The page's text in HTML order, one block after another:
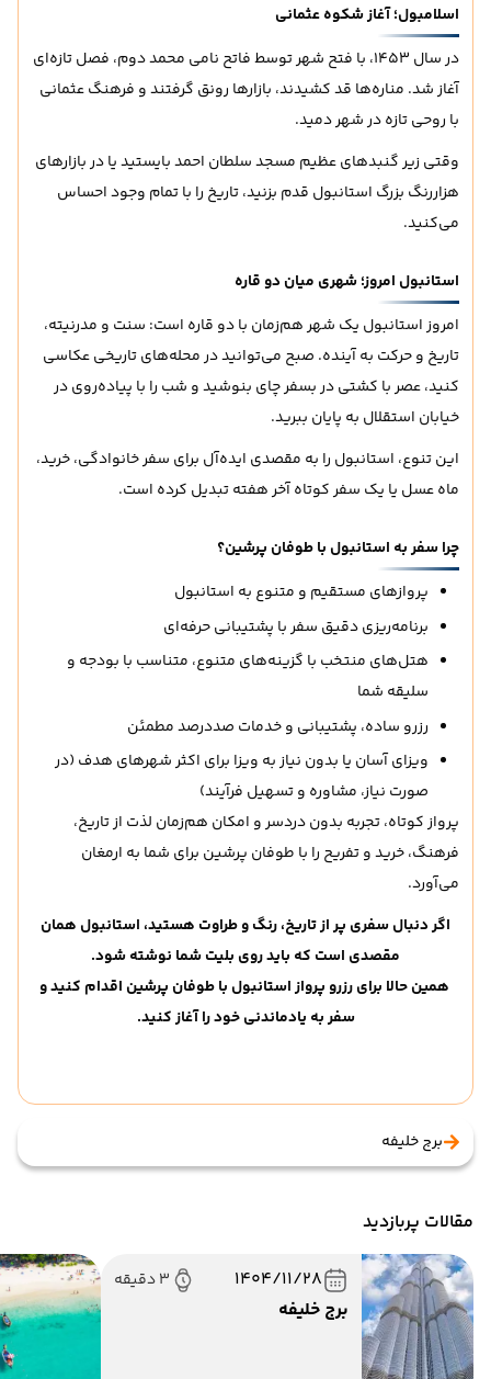
اسلامبول؛ آغاز شکوه عثمانی
در سال 1453، با فتح شهر توسط فاتح نامی محمد دوم، فصل تازه‌ای
آغاز شد. مناره‌ها قد کشیدند، بازارها رونق گرفتند و فرهنگ عثمانی
با روحی تازه در شهر دمید.
وقتی زیر گنبدهای عظیم مسجد سلطان احمد بایستید یا در بازارهای
هزاررنگ بزرگ استانبول قدم بزنید، تاریخ را با تمام وجود احساس
می‌کنید.
استانبول امروز؛ شهری میان دو قاره
امروز استانبول یک شهر هم‌زمان با دو قاره است: سنت و مدرنیته،
تاریخ و حرکت به آینده. صبح می‌توانید در محله‌های تاریخی عکاسی
کنید، عصر با کشتی در بسفر چای بنوشید و شب را با پیاده‌روی در
خیابان استقلال به پایان ببرید.
این تنوع، استانبول را به مقصدی ایده‌آل برای سفر خانوادگی، خرید،
ماه عسل یا یک سفر کوتاه آخر هفته تبدیل کرده است.
چرا سفر به استانبول با طوفان پرشین؟
پروازهای مستقیم و متنوع به استانبول
برنامه‌ریزی دقیق سفر با پشتیبانی حرفه‌ای
هتل‌های منتخب با گزینه‌های متنوع، متناسب با بودجه و
سلیقه شما
رزرو ساده، پشتیبانی و خدمات صددرصد مطمئن
ویزای آسان یا بدون نیاز به ویزا برای اکثر شهرهای هدف (در
صورت نیاز، مشاوره و تسهیل فرآیند)
پرواز کوتاه، تجربه بدون دردسر و امکان هم‌زمان لذت از تاریخ،
فرهنگ، خرید و تفریح را با طوفان پرشین برای شما به ارمغان
می‌آورد.
اگر دنبال سفری پر از تاریخ، رنگ و طراوت هستید، استانبول همان
مقصدی است که باید روی بلیت شما نوشته شود.
همین حالا برای رزرو پرواز استانبول با طوفان پرشین اقدام کنید و
سفر به یادماندنی خود را آغاز کنید.
برج خلیفه
مقالات پربازدید
1404/11/28 3 دقیقه
برج خلیفه